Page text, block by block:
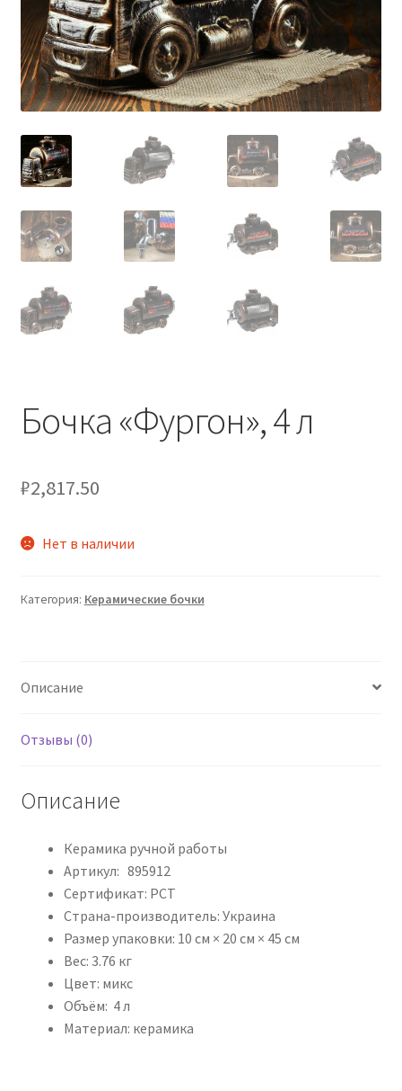
Сигары
Скидки
Услуги
Юр. лицам
Бочка «Фургон», 4 л
₽2,817.50
Нет в наличии
Категория: Керамические бочки
Описание
Отзывы (0)
Описание
Керамика ручной работы
Артикул: 895912
Сертификат: РСТ
Страна-производитель: Украина
Размер упаковки: 10 см × 20 см × 45 см
Вес: 3.76 кг
Цвет: микс
Объём: 4л
Материал: керамика